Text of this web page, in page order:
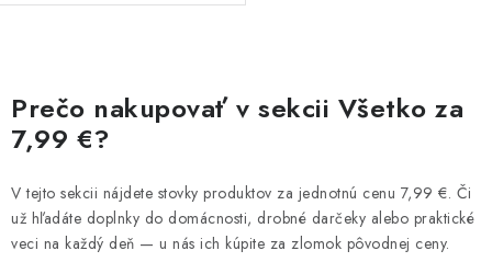
v
l
á
d
a
c
Prečo nakupovať v sekcii Všetko za
7,99 €?
V tejto sekcii nájdete stovky produktov za jednotnú cenu 7,99 €. Či
už hľadáte doplnky do domácnosti, drobné darčeky alebo praktické
veci na každý deň — u nás ich kúpite za zlomok pôvodnej ceny.